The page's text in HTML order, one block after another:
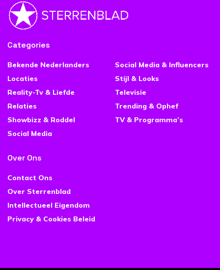
Categories
Bekende Nederlanders
Locaties
Reality-Tv & Liefde
Relaties
Showbizz & Roddel
Social Media
Social Media & Influencers
Stijl & Looks
Televisie
Trending & Ophef
TV & Programma’s
Over Ons
Contact Ons
Over Sterrenblad
Intellectueel Eigendom
Privacy & Cookies Beleid